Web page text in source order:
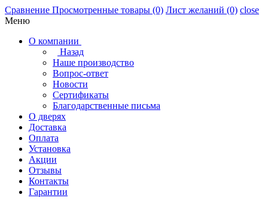
Сравнение Просмотренные товары (0) Лист желаний (0) close
Меню
О компании
Назад
Наше производство
Вопрос-ответ
Новости
Сертификаты
Благодарственные письма
О дверях
Доставка
Оплата
Установка
Акции
Отзывы
Контакты
Гарантии